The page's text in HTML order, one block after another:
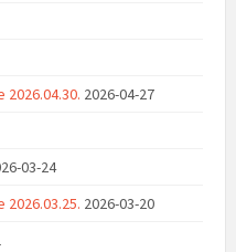
2026-04-27
03-24
2026-03-20